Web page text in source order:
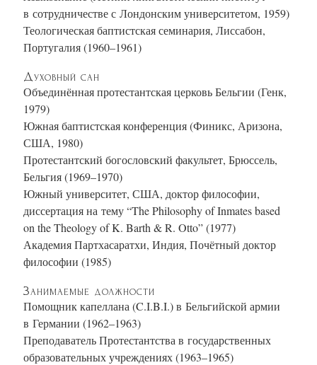
в сотрудничестве с Лондонским университетом, 1959)
Теологическая баптистская семинария, Лиссабон,
Португалия (1960–1961)
Духовный сан
Объединённая протестантская церковь Бельгии (Генк,
1979)
Южная баптистская конференция (Финикс, Аризона,
США, 1980)
Протестантский богословский факультет, Брюссель,
Бельгия (1969–1970)
Южный университет, США, доктор философии,
диссертация на тему “The Philosophy of Inmates based
on the Theology of K. Barth & R. Otto” (1977)
Академия Партхасаратхи, Индия, Почётный доктор
философии (1985)
Занимаемые должности
Помощник капеллана (C.I.B.I.) в Бельгийской армии
в Германии (1962–1963)
Преподаватель Протестантства в государственных
образовательных учреждениях (1963–1965)